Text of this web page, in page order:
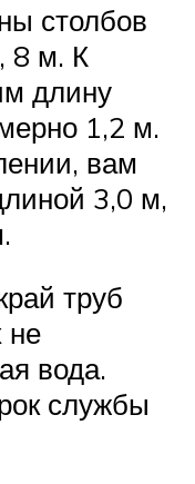
столбов
8 м. К
длину
1,2 м.
вам
3,0 м,
труб
не
вода.
службы